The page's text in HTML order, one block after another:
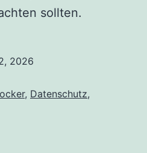
sollten.
2026
, Datenschutz,